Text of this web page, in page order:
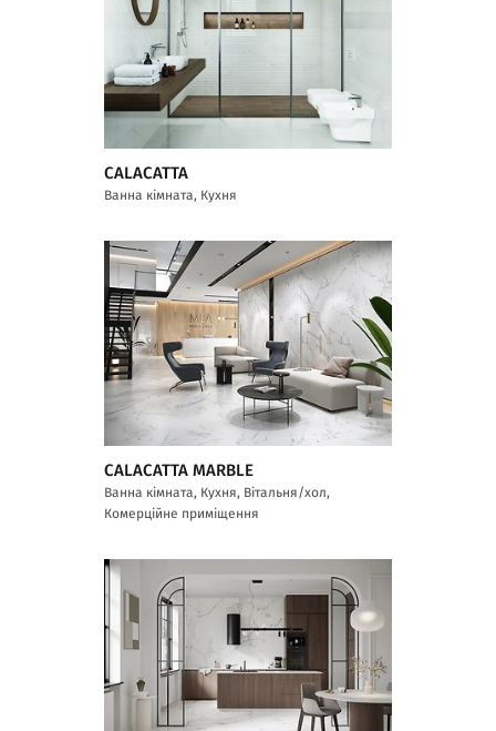
CALACATTA
Ванна кімната, Кухня
CALACATTA MARBLE
Ванна кімната, Кухня, Вітальня/хол,
Комерційне приміщення